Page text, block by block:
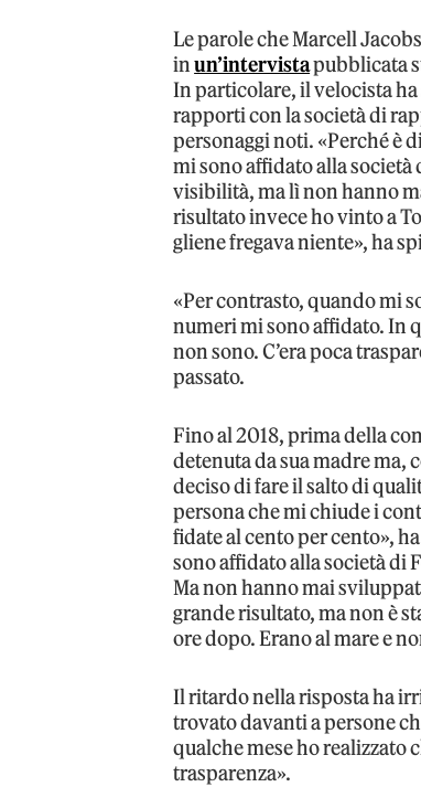
Le parole che Marcell
inun’intervistapubblicata
In particolare, il velocista
rapporti con la società di
personaggi noti. «Perché è
mi sono affidato alla società
visibilità, ma lì non hanno
risultato invece ho vinto a
gliene fregava niente», ha
«Per contrasto, quando mi
numeri mi sono affidato. In
non sono. C’era poca
passato.
Fino al 2018, prima della
detenuta da sua madre ma,
deciso di fare il salto di
persona che mi chiude i
fidate al cento per cento»,
sono affidato alla società di
Ma non hanno mai
grande risultato, ma non è
ore dopo. Erano al mare e
Il ritardo nella risposta ha
trovato davanti a persone
qualche mese ho realizzato
trasparenza».